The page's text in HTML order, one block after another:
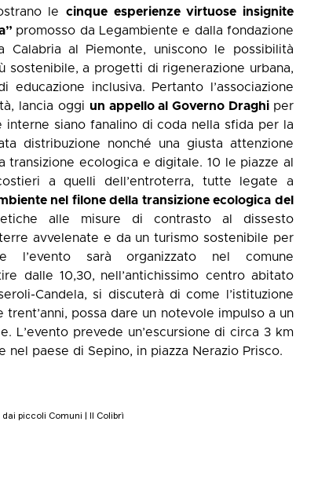
le cinque esperienze virtuose insignite
promosso da Legambiente e dalla fondazione
Calabria al Piemonte, uniscono le possibilità
a progetti di rigenerazione urbana,
inclusiva. Pertanto l’associazione
lancia oggi un appello al Governo Draghi per
siano fanalino di coda nella sfida per la
distribuzione nonché una giusta attenzione
transizione ecologica e digitale. 10 le piazze al
a quelli dell’entroterra, tutte legate a
nel filone della transizione ecologica del
alle misure di contrasto al dissesto
avvelenate e da un turismo sostenibile per
l’evento sarà organizzato nel comune
dalle 10,30, nell’antichissimo centro abitato
Candela, si discuterà di come l’istituzione
possa dare un notevole impulso a un
L’evento prevede un’escursione di circa 3 km
paese di Sepino, in piazza Nerazio Prisco.
piccoli Comuni | Il Colibrì